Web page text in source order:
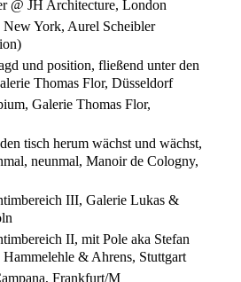
@ JH Architecture, London
York, Aurel Scheibler
und position, fließend unter den
Thomas Flor, Düsseldorf
Galerie Thomas Flor,
tisch herum wächst und wächst,
neunmal, Manoir de Cologny,
III, Galerie Lukas &
II, mit Pole aka Stefan
& Ahrens, Stuttgart
Frankfurt/M